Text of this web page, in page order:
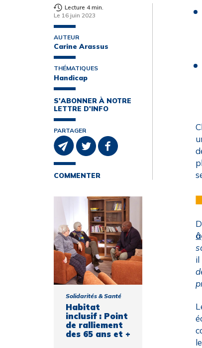
Lecture 4 min.
Le 16 juin 2023
AUTEUR
Carine Arassus
THÉMATIQUES
Handicap
S'ABONNER À NOTRE
LETTRE D'INFO
PARTAGER
COMMENTER
Solidarités & Santé
Habitat
inclusif : Point
de ralliement
des 65 ans et +
il